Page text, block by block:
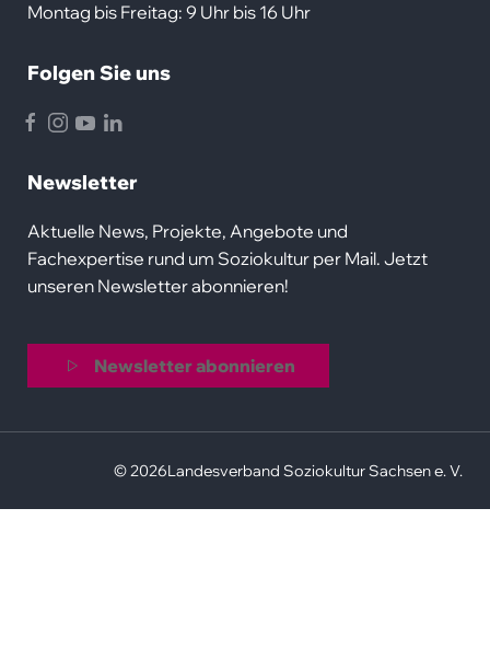
Montag bis Freitag: 9 Uhr bis 16 Uhr
Folgen Sie uns
Facebook
Instagram
YoutubeLinkedIn
Newsletter
Aktuelle News, Projekte, Angebote und
Fachexpertise rund um Soziokultur per Mail. Jetzt
unseren Newsletter abonnieren!
Newsletter abonnieren
© 2026Landesverband Soziokultur Sachsen e. V.